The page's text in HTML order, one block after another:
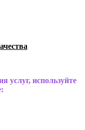
услуг, используйте